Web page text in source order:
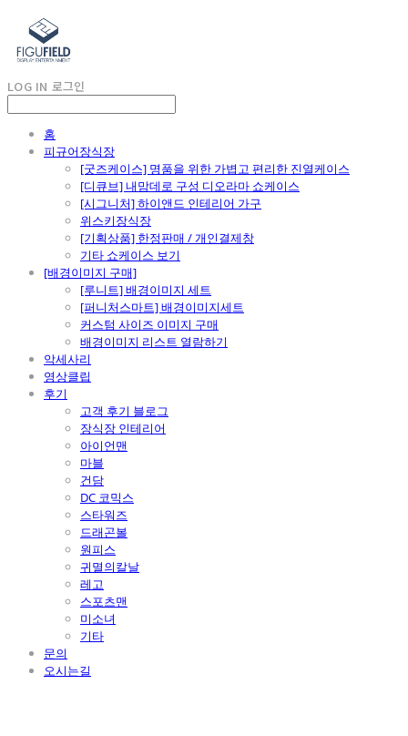
LOG IN 로그인
홈
피규어장식장
[굿즈케이스] 명품을 위한 가볍고 편리한 진열케이스
[디큐브] 내맘데로 구성 디오라마 쇼케이스
[시그니처] 하이앤드 인테리어 가구
위스키장식장
[기획상품] 한정판매 / 개인결제창
기타 쇼케이스 보기
[배경이미지 구매]
[루니트] 배경이미지 세트
[퍼니처스마트] 배경이미지세트
커스텀 사이즈 이미지 구매
배경이미지 리스트 열람하기
악세사리
영상클립
후기
고객 후기 블로그
장식장 인테리어
아이언맨
마블
건담
DC 코믹스
스타워즈
드래곤볼
원피스
귀멸의칼날
레고
스포츠맨
미소녀
기타
문의
오시는길